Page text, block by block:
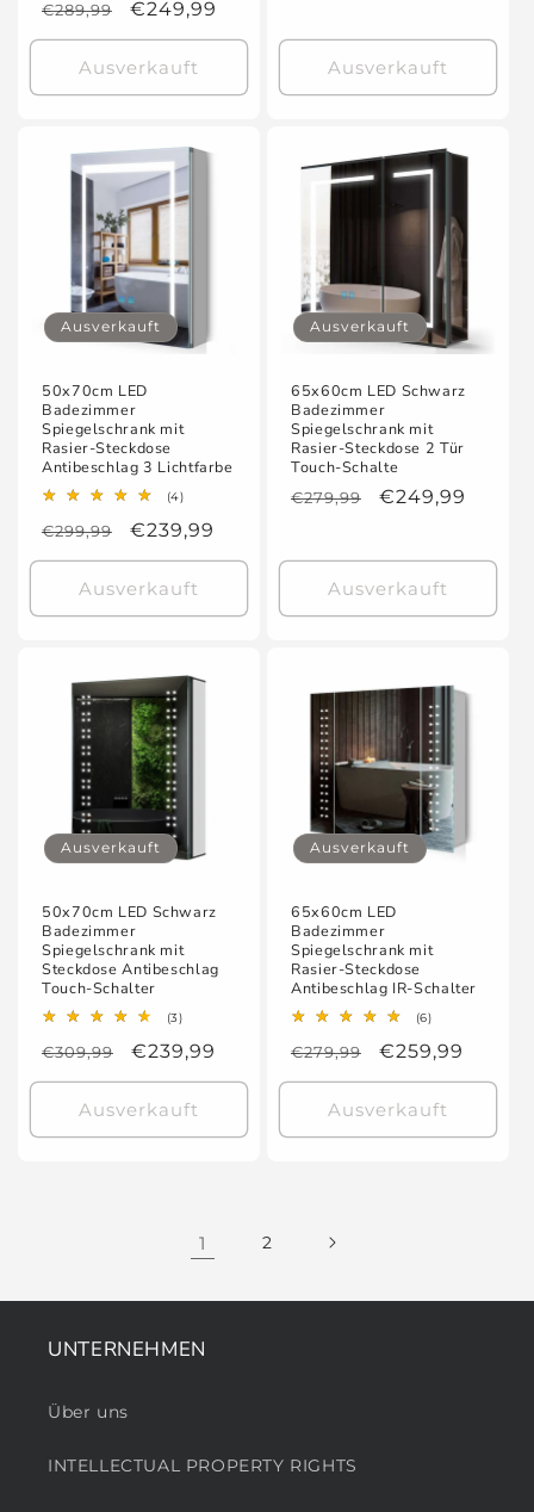
insgesamt
Normaler
Preis
€289,99 Verkaufspreis
€249,99
Ausverkauft Ausverkauft
Ausverkauft
50x70cm LED
Badezimmer
Spiegelschrank mit
Rasier-Steckdose
Antibeschlag 3 Lichtfarbe
(4)4
insgesamt
Normaler
Preis
€299,99 Verkaufspreis
€239,99
Ausverkauft
Ausverkauft
65x60cm LED Schwarz
Badezimmer
Spiegelschrank mit
Rasier-Steckdose 2 Tür
Touch-Schalte
Normaler
€279,99 Verkaufspreis
€249,99
Ausverkauft
Ausverkauft
50x70cm LED Schwarz
Badezimmer
Spiegelschrank mit
Steckdose Antibeschlag
Touch-Schalter
(3)3
insgesamt
Normaler
Preis
€309,99 Verkaufspreis
€239,99
Ausverkauft
Ausverkauft
65x60cm LED
Badezimmer
Spiegelschrank mit
Rasier-Steckdose
Antibeschlag IR-Schalter
(6)6
insgesamt
Normaler
Preis
€279,99 Verkaufspreis
€259,99
Ausverkauft
1 2
UNTERNEHMEN
Über uns
INTELLECTUAL PROPERTY RIGHTS